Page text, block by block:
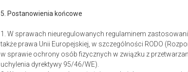
5. Postanowienia końcowe
1. W sprawach nieuregulowanych regulaminem
także prawa Unii Europejskiej, w szczególności RODO
w sprawie ochrony osób fizycznych w związku z
uchylenia dyrektywy 95/46/WE).